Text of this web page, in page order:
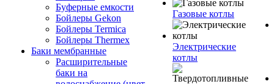
Буферные емкости
Бойлеры Gekon
Бойлеры Termica
Бойлеры Thermex
Баки мембранные
Расширительные
баки на
Газовые котлы
Электрические
котлы